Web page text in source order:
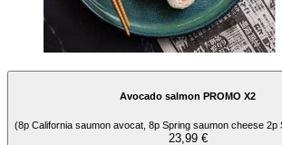
Avocado salmon PROMO X2
(8p California saumon avocat, 8p Spring saumon cheese 2p
23,99 €